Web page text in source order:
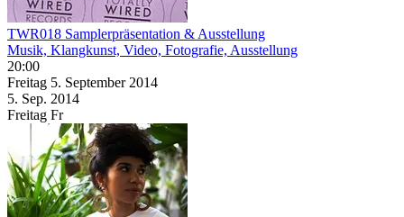
TWR018 Samplerpräsentation & Ausstellung
Musik, Klangkunst, Video, Fotografie, Ausstellung
20:00
Freitag 5. September 2014
5. Sep. 2014
Freitag Fr